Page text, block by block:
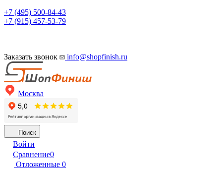
+7 (495) 500-84-43
+7 (915) 457-53-79
Заказать звонок info@shopfinish.ru
Москва
Поиск
Войти
Сравнение0
Отложенные 0